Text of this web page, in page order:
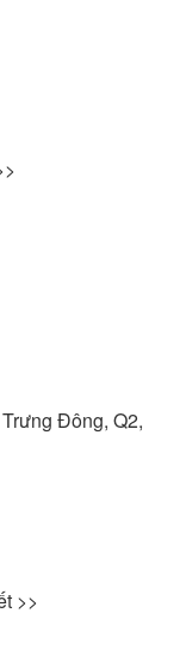
Đông, Q2,
>>